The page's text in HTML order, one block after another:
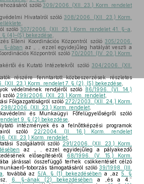
szóló 309/2006. (XII. 23.) Korm. rendelet
Hivatalról szóló 308/2006. (XII. 23.) Korm.
szóló 307/2006. (XII. 23.) Korm. rendelet 41. §-a
§ (4)–(5) bekezdése
Elleni Koordinációs Központról szóló 305/2006.
§-ában az „ , ezzel egyidejűleg hatályát veszti a
Központról szóló 70/2001. (IV. 20.) Korm.
és Kutató Intézetekről szóló 304/2006. (XII.
részére fenntartott közbeszerzések részletes
(XII. 23.) Korm. rendelet 7. § (2), (5) bekezdése
védelmének rendjéről szóló 86/1996. (VI. 14.)
szóló 299/2006. (XII. 23.) Korm. rendelet
Főigazgatóságról szóló 272/2003. (XII. 24.) Korm.
298/2006. (XII. 23.) Korm. rendelet
és Munkaügyi Főfelügyelőségről szóló
9. § (2) bekezdése
intézmények és a felnőttképzési programok
szóló
22/2004. (II. 16.) Korm. rendelet
(XII. 23.) Korm. rendelet
Szolgálatról szóló 291/2006. (XII. 23.) Korm.
az „ , ezzel egyidejűleg a pályakezdő
elősegítéséről
68/1996. (V. 15.) Korm.
járással összefüggő terhek csökkentését célzó
toborzás támogatásáról szóló 39/1998. (III.
, továbbá az 5/A. § (1) bekezdésében a „az 5. §
6. §-ának (2) bekezdésében a „és a 4.”